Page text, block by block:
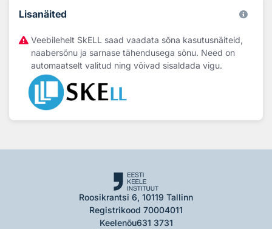
Lisanäited
Veebilehelt SkELL saad vaadata sõna kasutusnäiteid,
naabersõnu ja sarnase tähendusega sõnu. Need on
automaatselt valitud ning võivad sisaldada vigu.
Roosikrantsi 6, 10119 Tallinn
Registrikood 70004011
Keelenõu631 3731